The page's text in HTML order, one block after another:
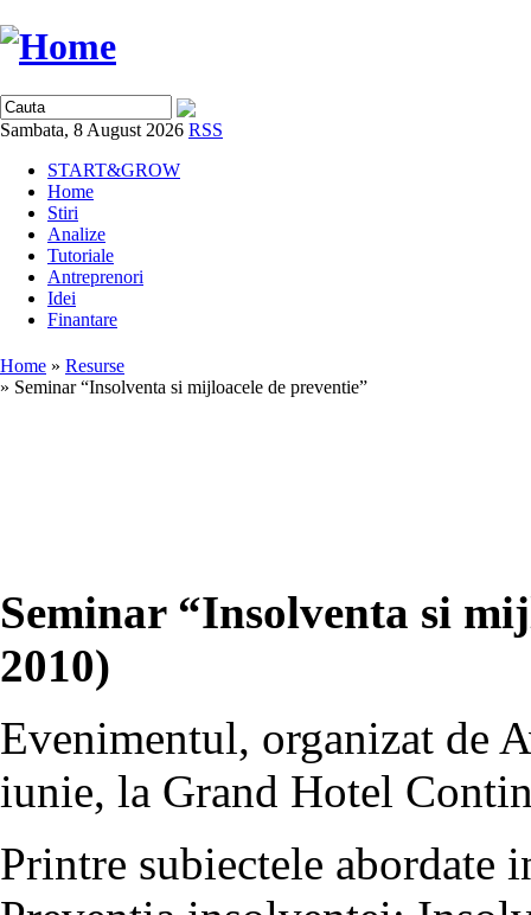
Sambata, 8 August 2026 RSS
START&GROW
Home
Stiri
Analize
Tutoriale
Antreprenori
Idei
Finantare
Home » Resurse
» Seminar “Insolventa si mijloacele de preventie”
Seminar “Insolventa si
2010)
Evenimentul, organizat de
iunie, la Grand Hotel
Printre subiectele abordate